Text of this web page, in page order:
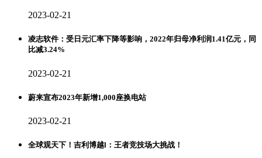
2023-02-21
凌志软件：受日元汇率下降等影响，2022年归母净利润1.41亿元，同
比减3.24%
2023-02-21
蔚来宣布2023年新增1,000座换电站
2023-02-21
全球观天下！吉利博越l：王者竞技场大挑战！